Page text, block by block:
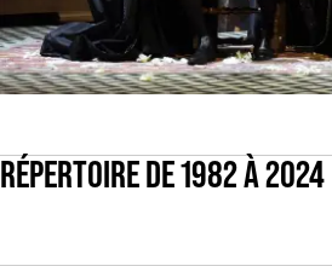
RÉPERTOIRE DE 1982 À 2024